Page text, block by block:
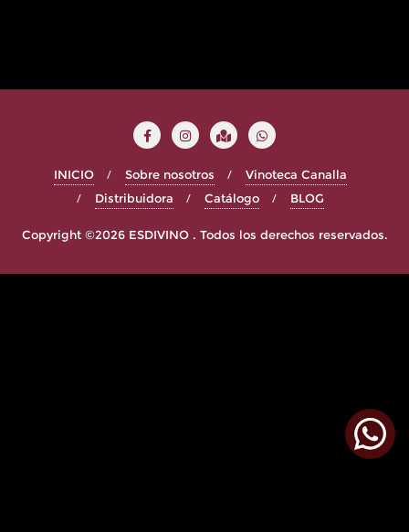
INICIO Sobre nosotros
Vinoteca Canalla
Distribuidora
Catálogo BLOG
Copyright ©2026 ESDIVINO . Todos los derechos reservados.